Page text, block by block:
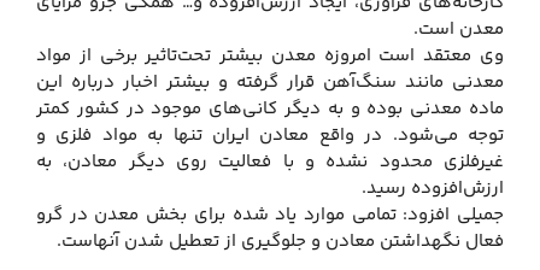
معدن است.
وی معتقد است امروزه معدن بیشتر تحت‌تاثیر برخی از مواد
معدنی مانند سنگ‌آهن قرار گرفته و بیشتر اخبار درباره این
ماده معدنی بوده و به دیگر کانی‌های موجود در کشور کمتر
توجه می‌شود. در واقع معادن ایران تنها به مواد فلزی و
غیرفلزی محدود نشده و با فعالیت روی دیگر معادن، به
ارزش‌افزوده رسید.
جمیلی افزود: تمامی موارد یاد شده برای بخش معدن در گرو
فعال نگهداشتن معادن و جلوگیری از تعطیل شدن آنهاست.